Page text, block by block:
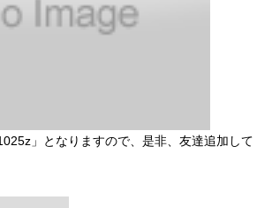
」となりますので、是非、友達追加して